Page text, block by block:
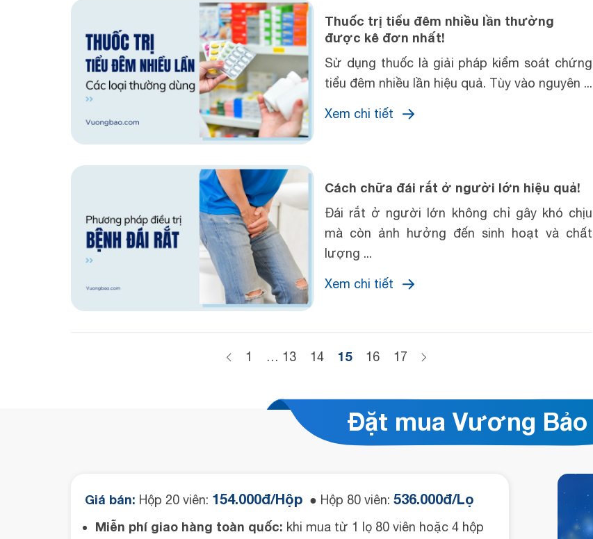
Thuốc trị tiểu đêm nhiều lần thường
được kê đơn nhất!
Sử dụng thuốc là giải pháp kiểm soát chứng
tiểu đêm nhiều lần hiệu quả. Tùy vào nguyên ...
Xem chi tiết
Cách chữa đái rắt ở người lớn hiệu quả!
Đái rắt ở người lớn không chỉ gây khó chịu
mà còn ảnh hưởng đến sinh hoạt và chất
lượng ...
Xem chi tiết
1 … 13 14 15 16 17
Đặt mua Vương Bảo
Giá bán: Hộp 20 viên: 154.000đ/Hộp ● Hộp 80 viên: 536.000đ/Lọ
Miễn phí giao hàng toàn quốc: khi mua từ 1 lọ 80 viên hoặc 4 hộp